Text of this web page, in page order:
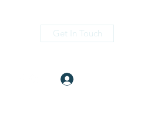
Get In Touch